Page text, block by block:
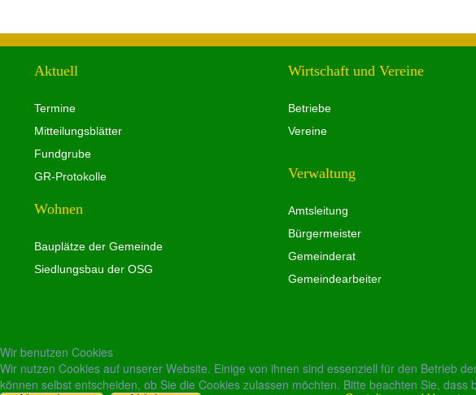
Aktuell
Termine
Mitteilungsblätter
Fundgrube
GR-Protokolle
Wohnen
Bauplätze der Gemeinde
Siedlungsbau der OSG
Wirtschaft und Vereine
Betriebe
Vereine
Verwaltung
Amtsleitung
Bürgermeister
Gemeinderat
Gemeindearbeiter
Wir benutzen Cookies
Wir nutzen Cookies auf unserer Website. Einige von ihnen sind essenziell für den Betrieb
können selbst entscheiden, ob Sie die Cookies zulassen möchten. Bitte beachten Sie,